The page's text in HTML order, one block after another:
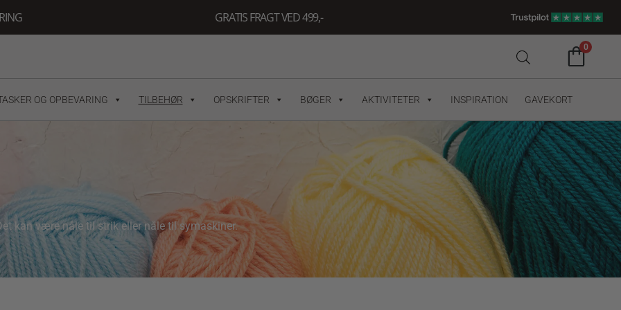
GRATIS FRAGT VED 499,-
0
OG OPBEVARING TILBEHØR OPSKRIFTER BØGER AKTIVITETER INSPIRATION GAVEKORT
kan være nåle til strik eller nåle til symaskiner.